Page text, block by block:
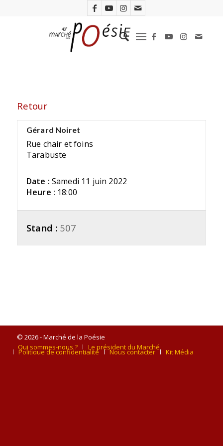
Retour
Gérard Noiret
Rue chair et foins
Tarabuste
Date : Samedi 11 juin 2022
Heure : 18:00
Stand : 507
© 2026 - Marché de la Poésie
Qui sommes-nous ?
Le président du Marché
Politique de confidentialité Nous contacter Kit Média